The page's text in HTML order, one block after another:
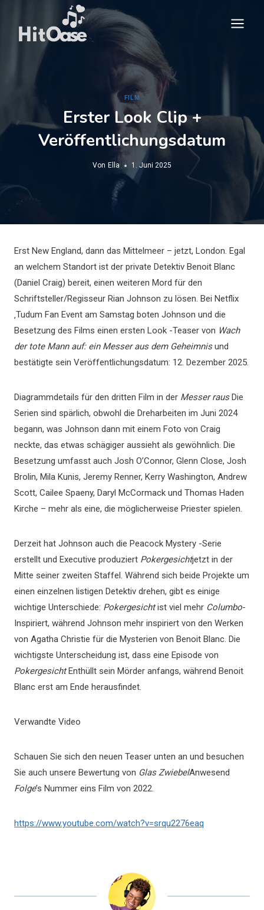
springen
FILM
Erster Look Clip +
Veröffentlichungsdatum
Von Ella 1. Juni 2025
Erst New England, dann das Mittelmeer – jetzt, London. Egal
an welchem ​​Standort ist der private Detektiv Benoit Blanc
(Daniel Craig) bereit, einen weiteren Mord für den
Schriftsteller/Regisseur Rian Johnson zu lösen. Bei Netflix
‚Tudum Fan Event am Samstag boten Johnson und die
Besetzung des Films einen ersten Look -Teaser von Wach
der tote Mann auf: ein Messer aus dem Geheimnisund
bestätigte sein Veröffentlichungsdatum: 12. Dezember 2025.
Diagrammdetails für den dritten Film in der Messer rausDie
Serien sind spärlich, obwohl die Dreharbeiten im Juni 2024
begann, was Johnson dann mit einem Foto von Craig
neckte, das etwas schägiger aussieht als gewöhnlich. Die
Besetzung umfasst auch Josh O’Connor, Glenn Close, Josh
Brolin, Mila Kunis, Jeremy Renner, Kerry Washington, Andrew
Scott, Cailee Spaeny, Daryl McCormack und Thomas Haden
Kirche – mehr als eine, die möglicherweise Priester spielen.
Derzeit hat Johnson auch die Peacock Mystery -Serie
erstellt und Executive produziert Pokergesichtjetzt in der
Mitte seiner zweiten Staffel. Während sich beide Projekte um
einen einzelnen listigen Detektiv drehen, gibt es einige
wichtige Unterschiede: Pokergesichtist viel mehr Columbo-
Inspiriert, während Johnson mehr inspiriert von den Werken
von Agatha Christie für die Mysterien von Benoit Blanc. Die
wichtigste Unterscheidung ist, dass eine Episode von
PokergesichtEnthüllt sein Mörder anfangs, während Benoit
Blanc erst am Ende herausfindet.
Verwandte Video
Schauen Sie sich den neuen Teaser unten an und besuchen
Sie auch unsere Bewertung von Glas ZwiebelAnwesend
Folge’s Nummer eins Film von 2022.
https://www.youtube.com/watch?v=srqu2276eaq